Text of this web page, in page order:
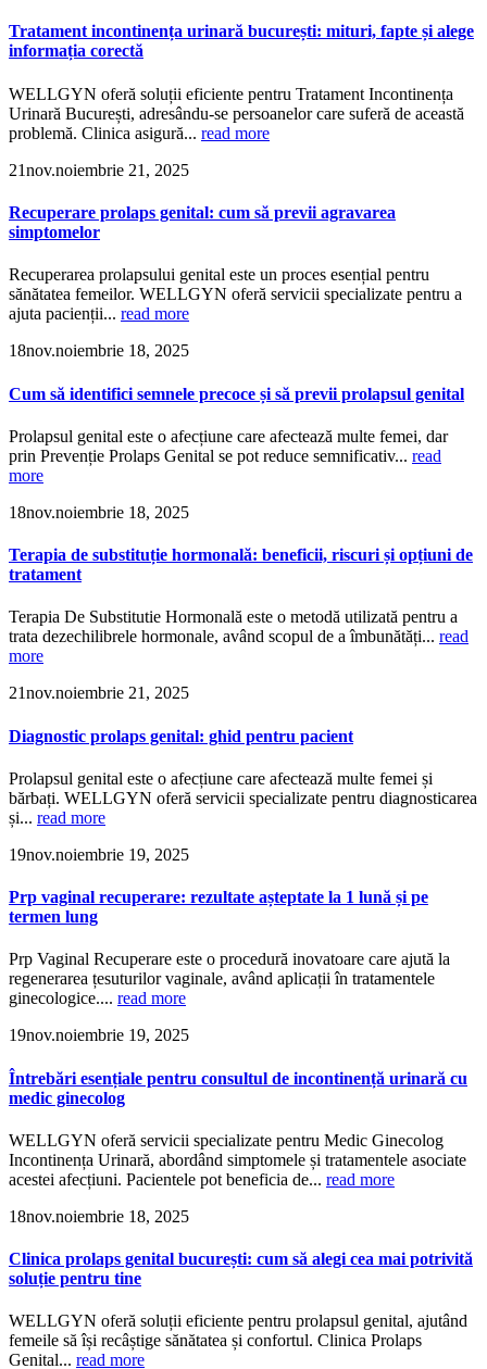
Tratament incontinența urinară bucurești: mituri, fapte și alege
informația corectă
WELLGYN oferă soluții eficiente pentru Tratament Incontinența
Urinară București, adresându-se persoanelor care suferă de această
problemă. Clinica asigură... read more
21nov.noiembrie 21, 2025
Recuperare prolaps genital: cum să previi agravarea
simptomelor
Recuperarea prolapsului genital este un proces esențial pentru
sănătatea femeilor. WELLGYN oferă servicii specializate pentru a
ajuta pacienții... read more
18nov.noiembrie 18, 2025
Cum să identifici semnele precoce și să previi prolapsul genital
Prolapsul genital este o afecțiune care afectează multe femei, dar
prin Prevenție Prolaps Genital se pot reduce semnificativ... read
more
18nov.noiembrie 18, 2025
Terapia de substituție hormonală: beneficii, riscuri și opțiuni de
tratament
Terapia De Substitutie Hormonală este o metodă utilizată pentru a
trata dezechilibrele hormonale, având scopul de a îmbunătăți... read
more
21nov.noiembrie 21, 2025
Diagnostic prolaps genital: ghid pentru pacient
Prolapsul genital este o afecțiune care afectează multe femei și
bărbați. WELLGYN oferă servicii specializate pentru diagnosticarea
și... read more
19nov.noiembrie 19, 2025
Prp vaginal recuperare: rezultate așteptate la 1 lună și pe
termen lung
Prp Vaginal Recuperare este o procedură inovatoare care ajută la
regenerarea țesuturilor vaginale, având aplicații în tratamentele
ginecologice.... read more
19nov.noiembrie 19, 2025
Întrebări esențiale pentru consultul de incontinență urinară cu
medic ginecolog
WELLGYN oferă servicii specializate pentru Medic Ginecolog
Incontinența Urinară, abordând simptomele și tratamentele asociate
acestei afecțiuni. Pacientele pot beneficia de... read more
18nov.noiembrie 18, 2025
Clinica prolaps genital bucurești: cum să alegi cea mai potrivită
soluție pentru tine
WELLGYN oferă soluții eficiente pentru prolapsul genital, ajutând
femeile să își recâștige sănătatea și confortul. Clinica Prolaps
Genital... read more